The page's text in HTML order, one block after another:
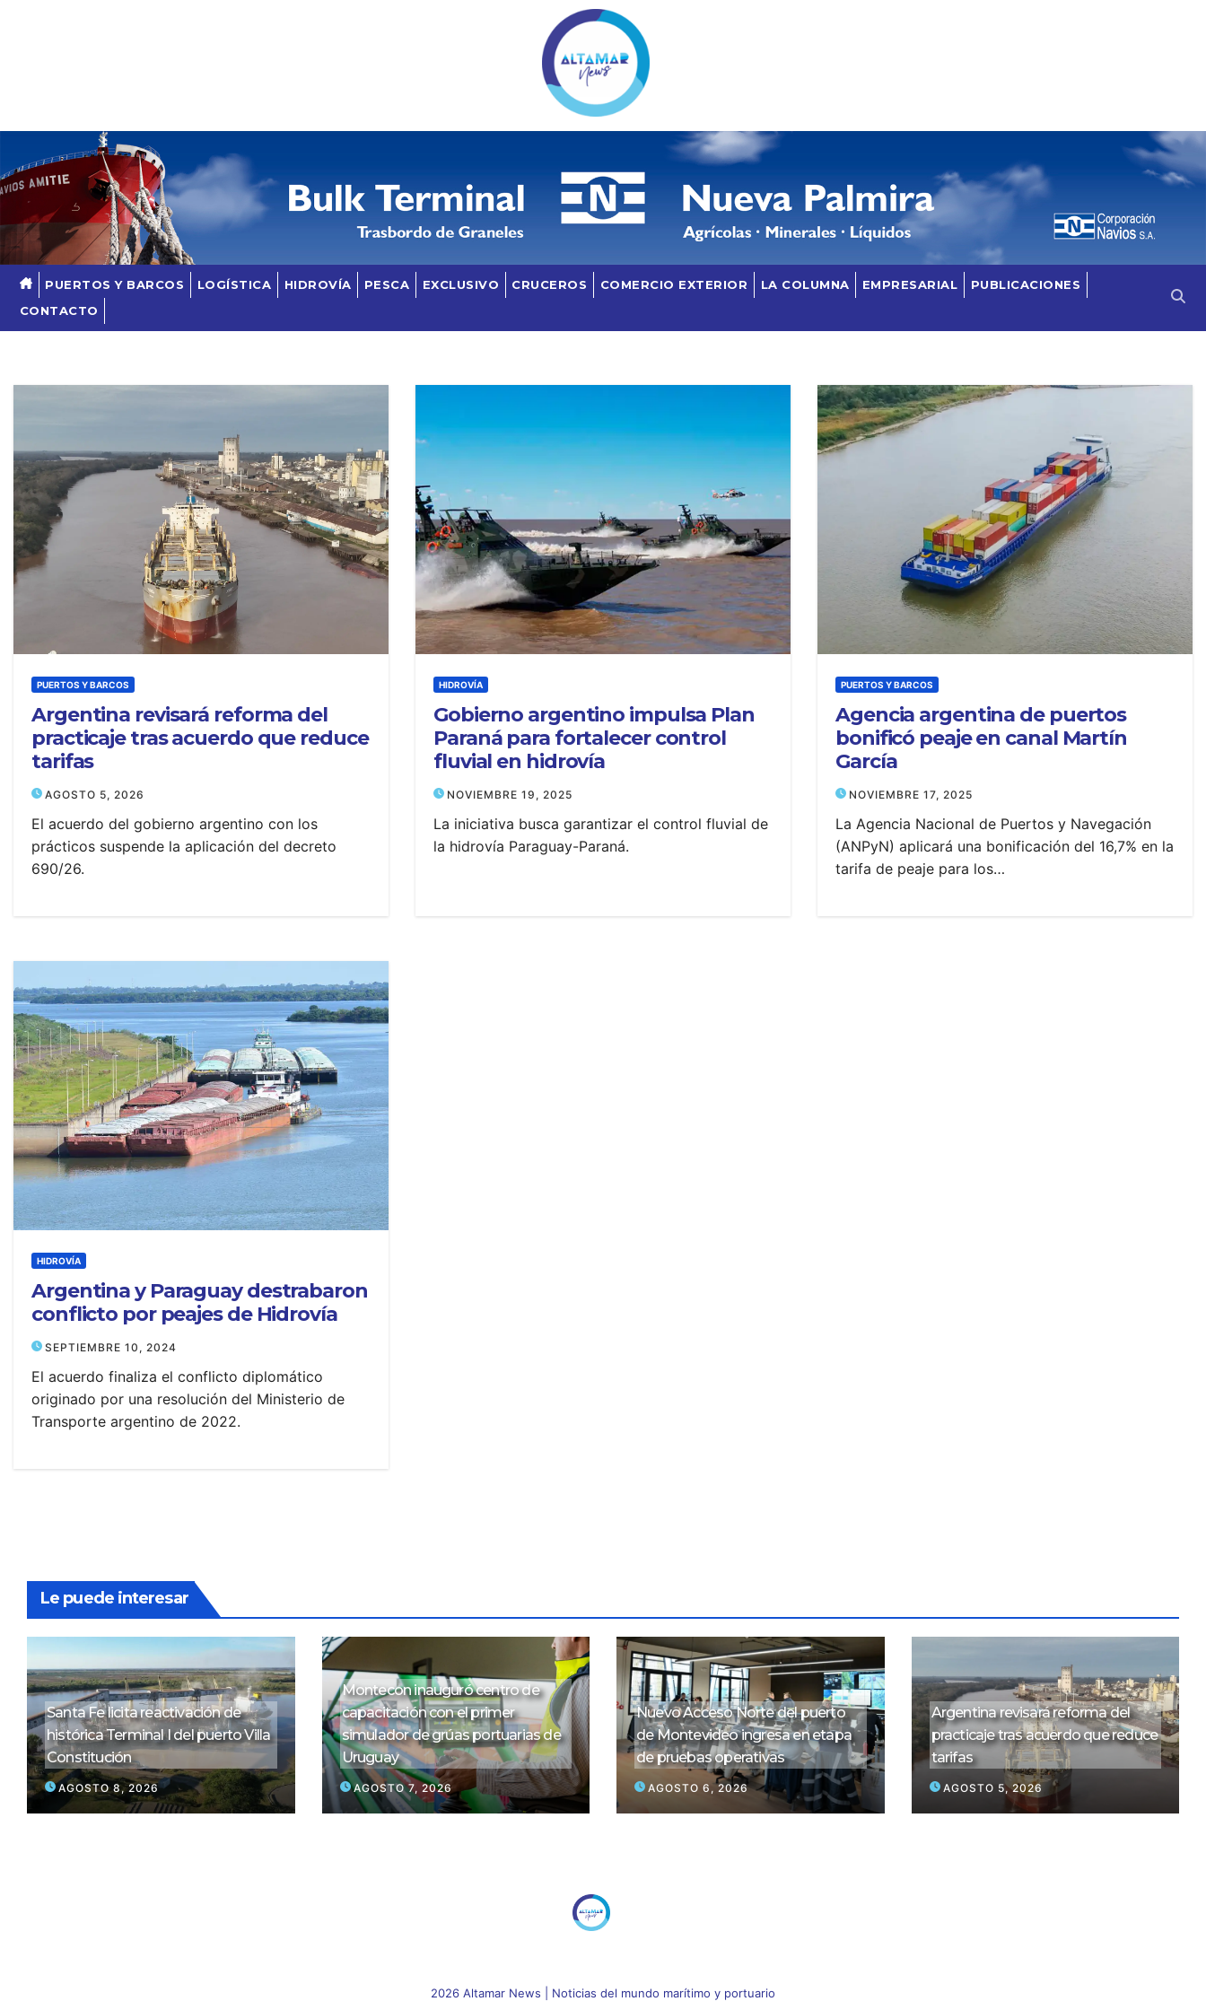
PUERTOS Y BARCOS LOGÍSTICA HIDROVÍA PESCA EXCLUSIVO CRUCEROS COMERCIO EXTERIOR LA COLUMNA EMPRESARIAL
PUBLICACIONES
CONTACTO
PUERTOS Y BARCOS
Argentina revisará reforma del
practicaje tras acuerdo que reduce
tarifas
AGOSTO 5, 2026
El acuerdo del gobierno argentino con los
prácticos suspende la aplicación del decreto
690/26.
HIDROVÍA
Gobierno argentino impulsa Plan
Paraná para fortalecer control
fluvial en hidrovía
NOVIEMBRE 19, 2025
La iniciativa busca garantizar el control fluvial de
la hidrovía Paraguay-Paraná.
PUERTOS Y BARCOS
Agencia argentina de puertos
bonificó peaje en canal Martín
García
NOVIEMBRE 17, 2025
La Agencia Nacional de Puertos y Navegación
(ANPyN) aplicará una bonificación del 16,7% en la
tarifa de peaje para los…
HIDROVÍA
Argentina y Paraguay destrabaron
conflicto por peajes de Hidrovía
SEPTIEMBRE 10, 2024
El acuerdo finaliza el conflicto diplomático
originado por una resolución del Ministerio de
Transporte argentino de 2022.
Le puede interesar
Santa Fe licita reactivación de
histórica Terminal I del puerto Villa
Constitución
AGOSTO 8, 2026
Montecon inauguró centro de
capacitación con el primer
simulador de grúas portuarias de
Uruguay
AGOSTO 7, 2026
Nuevo Acceso Norte del puerto
de Montevideo ingresa en etapa
de pruebas operativas
AGOSTO 6, 2026
Argentina revisará reforma del
practicaje tras acuerdo que reduce
tarifas
AGOSTO 5, 2026
2026 Altamar News Noticias del mundo marítimo y portuario